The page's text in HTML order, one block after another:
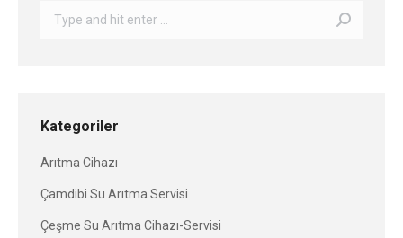
Search:
Kategoriler
Arıtma Cihazı
Çamdibi Su Arıtma Servisi
Çeşme Su Arıtma Cihazı-Servisi